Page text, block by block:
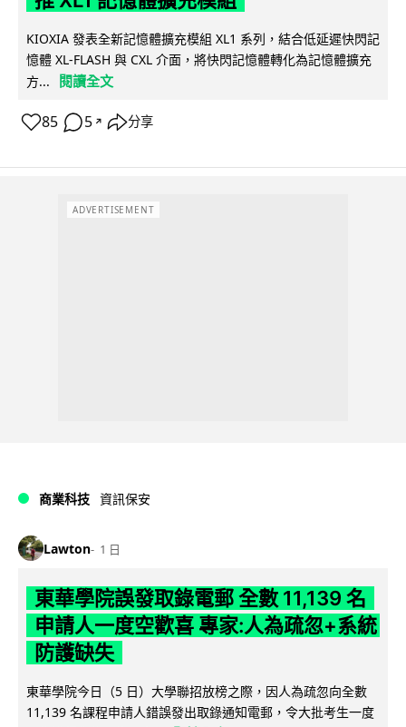
KIOXIA 發表全新記憶體擴充模組 XL1 系列，結合低延遲快閃記
憶體 XL-FLASH 與 CXL 介面，將快閃記憶體轉化為記憶體擴充
方...
閱讀全文
85 5 ↗ 分享
ADVERTISEMENT
商業科技 資訊保安
Lawton 1 日
東華學院誤發取錄電郵 全數 11,139 名
申請人一度空歡喜 專家:人為疏忽+系統
防護缺失
東華學院今日（5 日）大學聯招放榜之際，因人為疏忽向全數
11,139 名課程申請人錯誤發出取錄通知電郵，令大批考生一度